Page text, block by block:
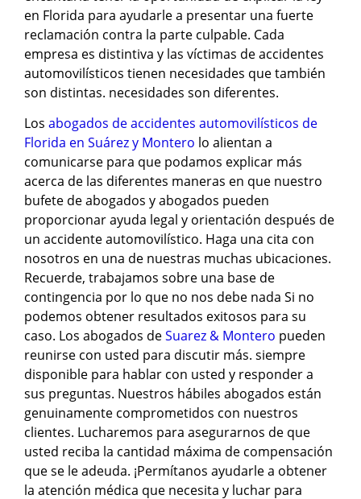
en Florida para ayudarle a presentar una fuerte
reclamación contra la parte culpable. Cada
empresa es distintiva y las víctimas de accidentes
automovilísticos tienen necesidades que también
son distintas. necesidades son diferentes.
Los abogados de accidentes automovilísticos de
Florida en Suárez y Montero lo alientan a
comunicarse para que podamos explicar más
acerca de las diferentes maneras en que nuestro
bufete de abogados y abogados pueden
proporcionar ayuda legal y orientación después de
un accidente automovilístico. Haga una cita con
nosotros en una de nuestras muchas ubicaciones.
Recuerde, trabajamos sobre una base de
contingencia por lo que no nos debe nada Si no
podemos obtener resultados exitosos para su
caso. Los abogados deSuarez & Montero pueden
reunirse con usted para discutir más. siempre
disponible para hablar con usted y responder a
sus preguntas. Nuestros hábiles abogados están
genuinamente comprometidos con nuestros
clientes. Lucharemos para asegurarnos de que
usted reciba la cantidad máxima de compensación
que se le adeuda. ¡Permítanos ayudarle a obtener
la atención médica que necesita y luchar para